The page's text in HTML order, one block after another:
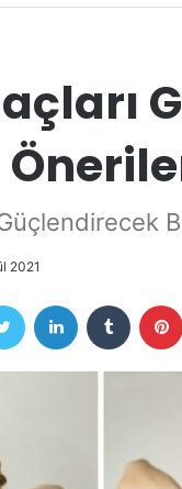
2021
Twitter LinkedIn Tumblr